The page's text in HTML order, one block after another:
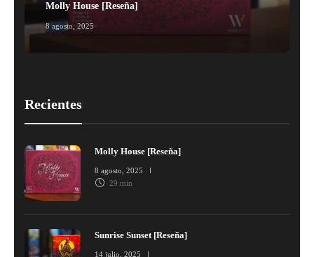
Molly House [Reseña]
8 agosto, 2025
Recientes
Molly House [Reseña]
8 agosto, 2025
29 min
Sunrise Sunset [Reseña]
14 julio, 2025